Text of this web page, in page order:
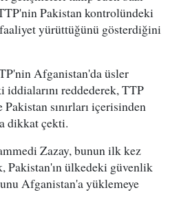
Pakistan kontrolündeki
yürüttüğünü gösterdiğini
Afganistan'da üsler
reddederek, TTP
sınırları içerisinden
dikkat çekti.
Zazay, bunun ilk kez
Pakistan'ın ülkedeki güvenlik
Afganistan'a yüklemeye